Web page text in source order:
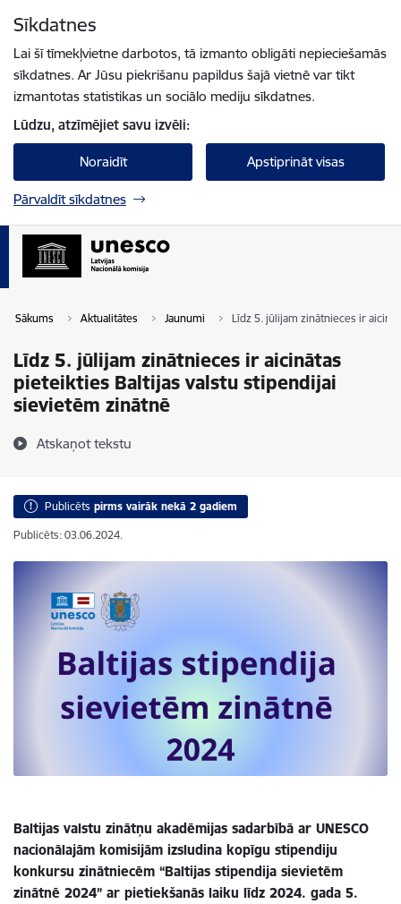
Sīkdatnes
Lai šī tīmekļvietne darbotos, tā izmanto obligāti nepieciešamās
sīkdatnes. Ar Jūsu piekrišanu papildus šajā vietnē var tikt
izmantotas statistikas un sociālo mediju sīkdatnes.
Lūdzu, atzīmējiet savu izvēli:
Noraidīt Apstiprināt visas
Pārvaldīt sīkdatnes
Sākums Aktualitātes Jaunumi Līdz 5. jūlijam zinātnieces ir
Līdz 5. jūlijam zinātnieces ir aicinātas
pieteikties Baltijas valstu stipendijai
sievietēm zinātnē
Atskaņot tekstu
Publicēts pirms vairāk nekā 2 gadiem
Publicēts: 03.06.2024.
Baltijas valstu zinātņu akadēmijas sadarbībā ar UNESCO
nacionālajām komisijām izsludina kopīgu stipendiju
konkursu zinātniecēm “Baltijas stipendija sievietēm
zinātnē 2024” ar pietiekšanās laiku līdz 2024. gada 5.